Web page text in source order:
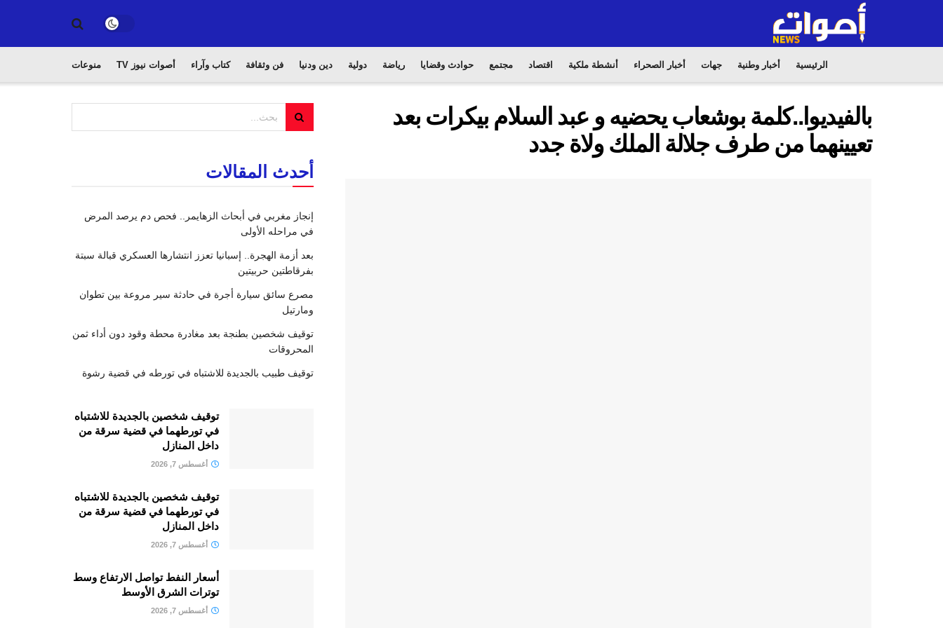
الرئيسية أخبار وطنية جهات أخبار الصحراء أنشطة ملكية اقتصاد مجتمع حوادث وقضايا رياضة دولية دين ودنيا فن وثقافة كتاب وآراء أصوات نيوز TV منوعات
بالفيديوا..كلمة بوشعاب يحضيه و عبد السلام بيكرات بعد
تعيينهما من طرف جلالة الملك ولاة جدد
أحدث المقالات
إنجاز مغربي في أبحاث الزهايمر.. فحص دم يرصد المرض
في مراحله الأولى
بعد أزمة الهجرة.. إسبانيا تعزز انتشارها العسكري قبالة سبتة
بفرقاطتين حربيتين
مصرع سائق سيارة أجرة في حادثة سير مروعة بين تطوان
ومارتيل
توقيف شخصين بطنجة بعد مغادرة محطة وقود دون أداء ثمن
المحروقات
توقيف طبيب بالجديدة للاشتباه في تورطه في قضية رشوة
توقيف شخصين بالجديدة للاشتباه
في تورطهما في قضية سرقة من
داخل المنازل
أغسطس 7, 2026
توقيف شخصين بالجديدة للاشتباه
في تورطهما في قضية سرقة من
داخل المنازل
أغسطس 7, 2026
أسعار النفط تواصل الارتفاع وسط
توترات الشرق الأوسط
أغسطس 7, 2026